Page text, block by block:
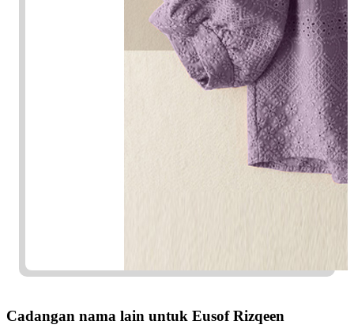
Cadangan nama lain untuk Eusof Rizqeen